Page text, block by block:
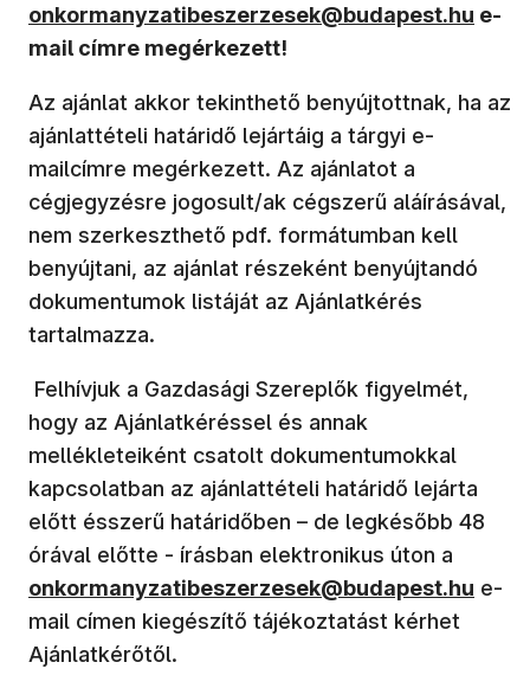
onkormanyzatibeszerzesek@budapest.hu e-
mail címre megérkezett!
Az ajánlat akkor tekinthető benyújtottnak, ha az
ajánlattételi határidő lejártáig a tárgyi e-
mailcímre megérkezett. Az ajánlatot a
cégjegyzésre jogosult/ak cégszerű aláírásával,
nem szerkeszthető pdf. formátumban kell
benyújtani, az ajánlat részeként benyújtandó
dokumentumok listáját az Ajánlatkérés
tartalmazza.
Felhívjuk a Gazdasági Szereplők figyelmét,
hogy az Ajánlatkéréssel és annak
mellékleteiként csatolt dokumentumokkal
kapcsolatban az ajánlattételi határidő lejárta
előtt ésszerű határidőben – de legkésőbb 48
órával előtte - írásban elektronikus úton a
onkormanyzatibeszerzesek@budapest.hu e-
mail címen kiegészítő tájékoztatást kérhet
Ajánlatkérőtől.